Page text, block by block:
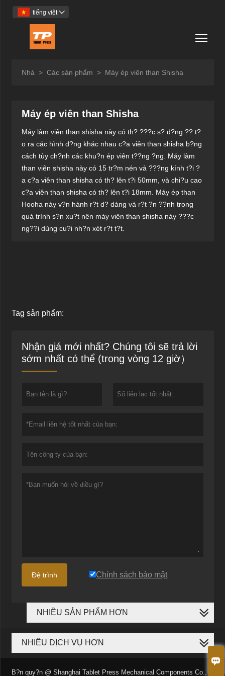

tiếng việt 
Nhà > Các sản phẩm > Máy ép viên than Shisha
Máy ép viên than Shisha
Máy làm viên than shisha này có th? ???c s? d?ng ?? t?
o ra các hình d?ng khác nhau c?a viên than shisha b?ng
cách tùy ch?nh các khu?n ép viên t??ng ?ng. Máy làm
than viên shisha này có 15 tr?m nén và ???ng kính t?i ?
a c?a viên than shisha có th? lên t?i 50mm, và chi?u cao
c?a viên than shisha có th? lên t?i 18mm. Máy ép than
Hooha này v?n hành r?t d? dàng và r?t ?n ??nh trong
quá trình s?n xu?t nên máy viên than shisha này ???c
ng??i dùng cu?i nh?n xét r?t t?t.
Tag sản phẩm:
Nhận giá mới nhất? Chúng tôi sẽ trả lời
sớm nhất có thể (trong vòng 12 giờ）
Đệ trình Chính sách bảo mật
NHIỀU SẢN PHẨM HƠN
NHIỀU DỊCH VỤ HƠN
B?n quy?n @ Shanghai Tablet Press Mechanical Components Co.,